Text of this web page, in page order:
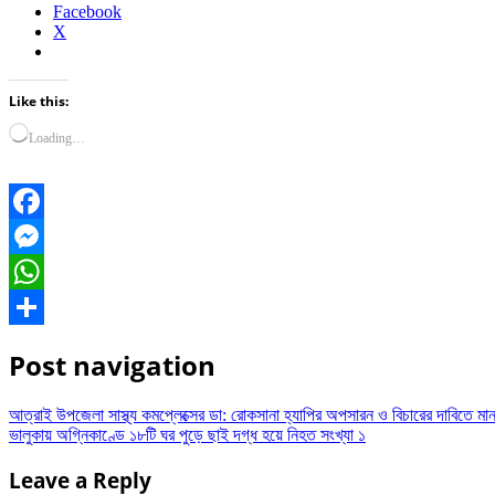
Facebook
X
Like this:
Loading…
Facebook
Messenger
WhatsApp
Post navigation
আত্রাই উপজেলা সাস্থ্য কমপ্লেক্সের ডা: রোকসানা হ্যাপির অপসারন ও বিচারের দাবিতে
ভালুকায় অগ্নিকাণ্ডে ১৮টি ঘর পুড়ে ছাই দগ্ধ হয়ে নিহত সংখ্যা ১
Leave a Reply